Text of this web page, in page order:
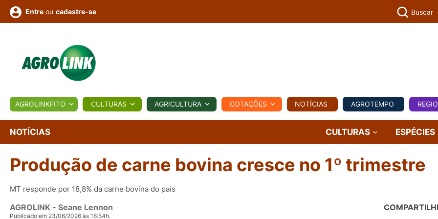
BIOLÓGICOS COTAÇÕES NOTÍCIAS AGROTEMPO REGIONAL COMERCIAL AGROVIAGENS
Conversor Colunistas Eventos
e
Vídeos
Entre ou cadastre-se Buscar
AGROLINKFITO CULTURAS AGRICULTURA COTAÇÕES NOTÍCIAS AGROTEMPO
NOTÍCIAS CULTURAS ESPÉCIES
Produção de carne bovina cresce no 1º trimestre
MT responde por 18,8% da carne bovina do país
AGROLINK - Seane Lennon
Publicado em 23/06/2026 às 18:54h.